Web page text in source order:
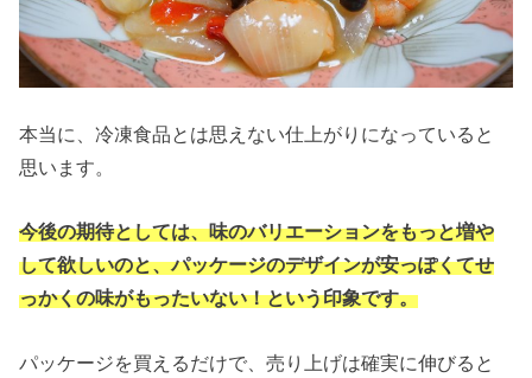
本当に、冷凍食品とは思えない仕上がりになっていると
思います。
今後の期待としては、味のバリエーションをもっと増や
して欲しいのと、パッケージのデザインが安っぽくてせ
っかくの味がもったいない！という印象です。
パッケージを買えるだけで、売り上げは確実に伸びると